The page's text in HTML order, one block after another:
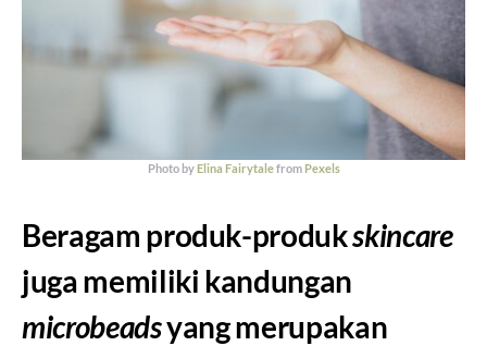
Photo byElina Fairytalefrom Pexels
Beragam produk-produkskincare
juga memiliki kandungan
microbeadsyang merupakan